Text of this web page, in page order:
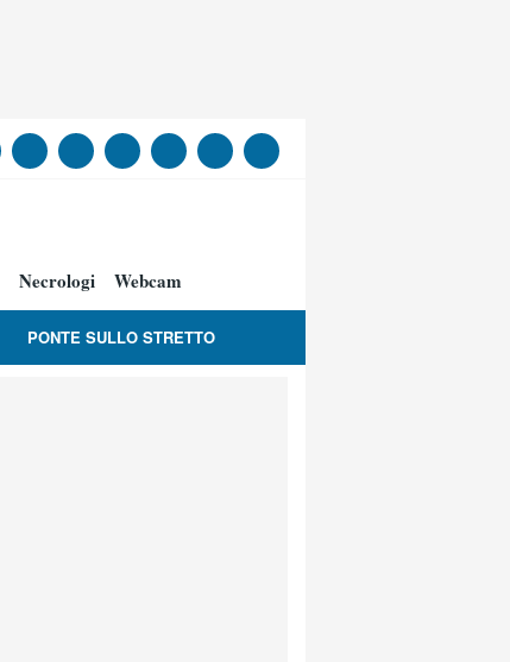
Necrologi Webcam
PONTE SULLO STRETTO